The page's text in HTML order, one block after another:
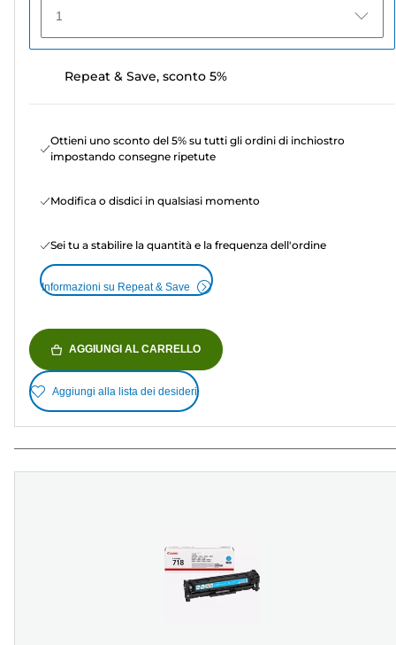
1
Repeat & Save, sconto 5%
Ottieni uno sconto del 5% su tutti gli ordini di inchiostro
impostando consegne ripetute
Modifica o disdici in qualsiasi momento
Sei tu a stabilire la quantità e la frequenza dell'ordine
Informazioni su Repeat & Save
AGGIUNGI AL CARRELLO
Aggiungi alla lista dei desideri